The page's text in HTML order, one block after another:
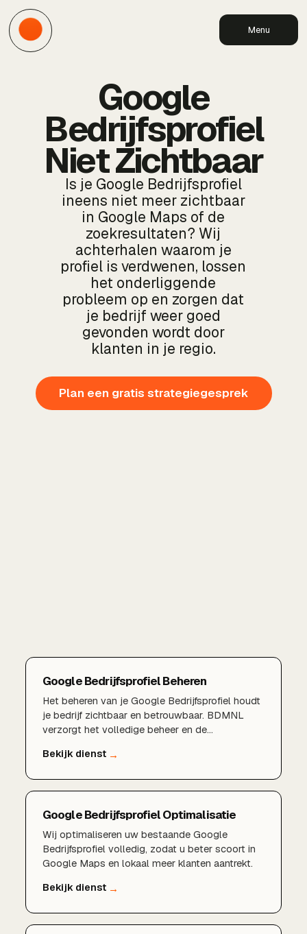
Menu
Google
Bedrijfsprofiel
Niet Zichtbaar
Is je Google Bedrijfsprofiel
ineens niet meer zichtbaar
in Google Maps of de
zoekresultaten? Wij
achterhalen waarom je
profiel is verdwenen, lossen
het onderliggende
probleem op en zorgen dat
je bedrijf weer goed
gevonden wordt door
klanten in je regio.
Plan een gratis strategiegesprek
Google Bedrijfsprofiel Beheren
Het beheren van je Google Bedrijfsprofiel houdt
je bedrijf zichtbaar en betrouwbaar. BDMNL
verzorgt het volledige beheer en de
Google Bedrijfsprofiel Optimalisatie
Wij optimaliseren uw bestaande Google
Bedrijfsprofiel volledig, zodat u beter scoort in
Google Maps en lokaal meer klanten aantrekt.